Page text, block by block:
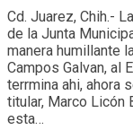
Cd. Juarez, Chih.-
de la Junta
manera humillante
Campos Galvan, al
terrmina ahi, ahora
titular, Marco Licón
esta…